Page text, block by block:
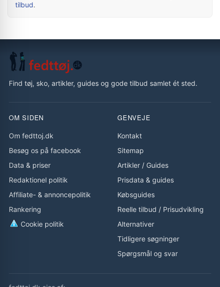
tilbud.
Find tøj, sko, artikler, guides og gode tilbud samlet ét sted.
OM SIDEN
Om fedttoj.dk
Besøg os på facebook
Data & priser
Redaktionel politik
Affiliate- & annoncepolitik
Rankering
Cookie politik
GENVEJE
Kontakt
Sitemap
Artikler / Guides
Prisdata & guides
Købsguides
Reelle tilbud / Prisudvikling
Alternativer
Tidligere søgninger
Spørgsmål og svar